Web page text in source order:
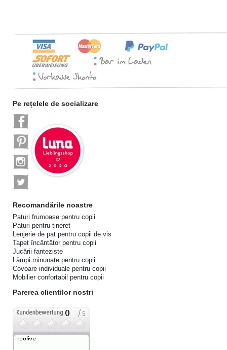
Pe rețelele de socializare
Recomandările noastre
Paturi frumoase pentru copii
Paturi pentru tineret
Lenjerie de pat pentru copii de vis
Tapet încântător pentru copii
Jucării fanteziste
Lămpi minunate pentru copii
Covoare individuale pentru copii
Mobilier confortabil pentru copii
Parerea clientilor nostri